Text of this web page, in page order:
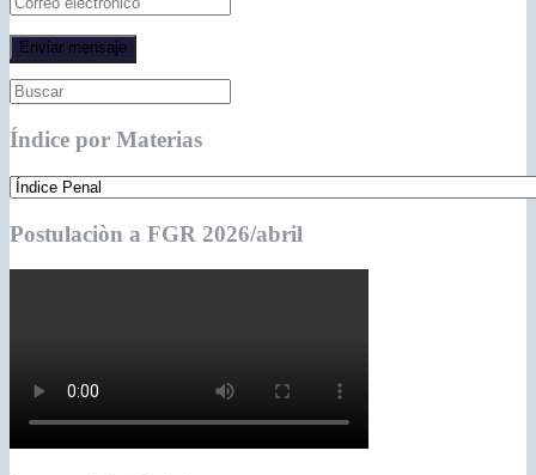
Índice por Materias
Postulaciòn a FGR 2026/abril